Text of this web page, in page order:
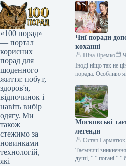
«100 порад»
— портал
корисних
порад для
щоденного
життя: побут,
здоров'я,
відпочинок і
навіть вибір
одягу. Ми
також
стежимо за
новинками
технологій,
які
Чиї поради
коханні
Ніна Яремко
Іноді ніщо так не
порада. Особливо
косметолога,
Московські
легенди
Остап Гарматюк
Таємничі
душі, ” ” погані ” ”